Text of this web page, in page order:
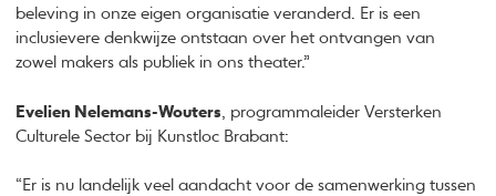
beleving in onze eigen organisatie veranderd. Er is een
inclusievere denkwijze ontstaan over het ontvangen van
zowel makers als publiek in ons theater.”
Evelien Nelemans-Wouters , programmaleider Versterken
Culturele Sector bij Kunstloc Brabant:
“Er is nu landelijk veel aandacht voor de samenwerking tussen